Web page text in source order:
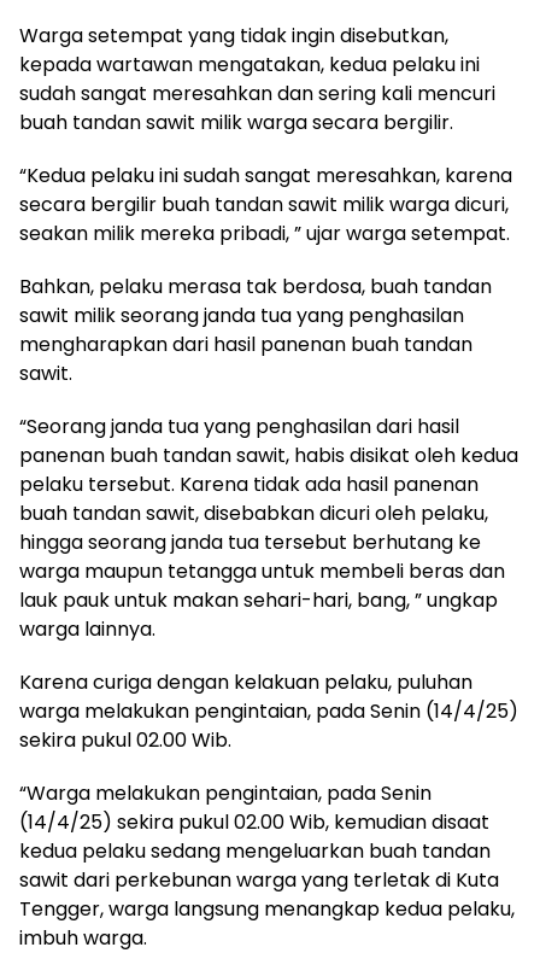
Warga setempat yang tidak ingin disebutkan,
kepada wartawan mengatakan, kedua pelaku ini
sudah sangat meresahkan dan sering kali mencuri
buah tandan sawit milik warga secara bergilir.
“Kedua pelaku ini sudah sangat meresahkan, karena
secara bergilir buah tandan sawit milik warga dicuri,
seakan milik mereka pribadi, ” ujar warga setempat.
Bahkan, pelaku merasa tak berdosa, buah tandan
sawit milik seorang janda tua yang penghasilan
mengharapkan dari hasil panenan buah tandan
sawit.
“Seorang janda tua yang penghasilan dari hasil
panenan buah tandan sawit, habis disikat oleh kedua
pelaku tersebut. Karena tidak ada hasil panenan
buah tandan sawit, disebabkan dicuri oleh pelaku,
hingga seorang janda tua tersebut berhutang ke
warga maupun tetangga untuk membeli beras dan
lauk pauk untuk makan sehari-hari, bang, ” ungkap
warga lainnya.
Karena curiga dengan kelakuan pelaku, puluhan
warga melakukan pengintaian, pada Senin (14/4/25)
sekira pukul 02.00 Wib.
“Warga melakukan pengintaian, pada Senin
(14/4/25) sekira pukul 02.00 Wib, kemudian disaat
kedua pelaku sedang mengeluarkan buah tandan
sawit dari perkebunan warga yang terletak di Kuta
Tengger, warga langsung menangkap kedua pelaku,
imbuh warga.